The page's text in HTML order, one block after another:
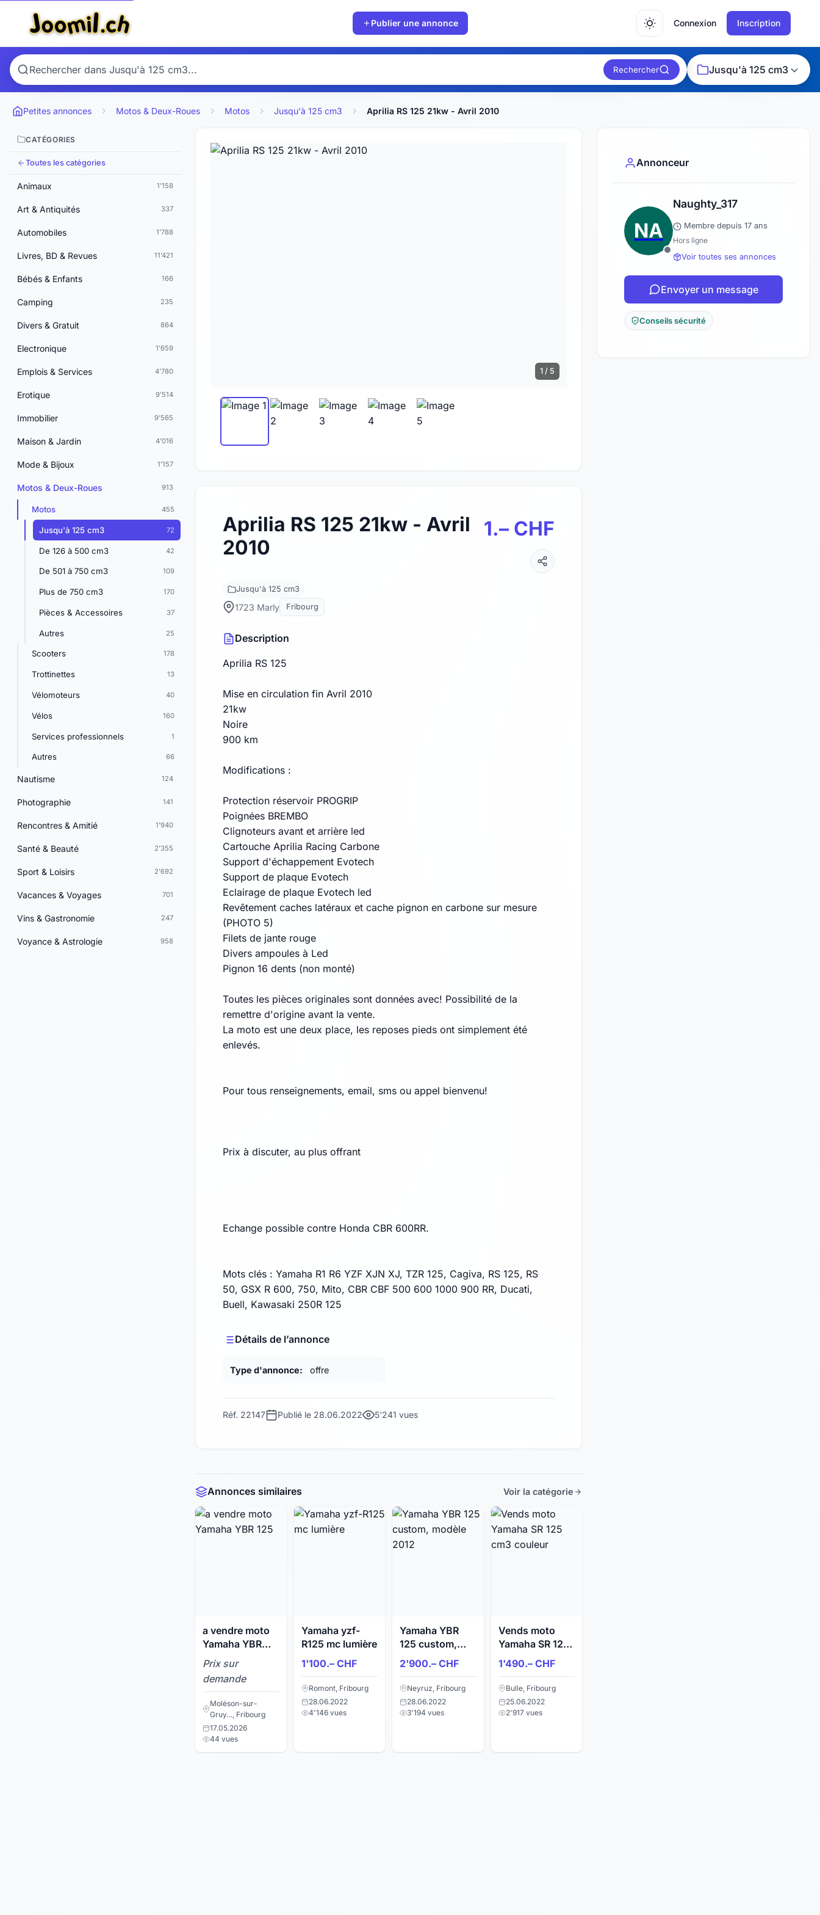
Publier une annonce Connexion Inscription
Rechercher Jusqu'à 125 cm3
Petites annonces Motos & Deux-Roues Motos Jusqu'à 125 cm3 Aprilia RS 125 21kw - Avril 2010
CATÉGORIES
Toutes les catégories
Animaux 1'158
Art & Antiquités 337
Automobiles 1'788
Livres, BD & Revues 11'421
Bébés & Enfants 166
Camping 235
Divers & Gratuit 864
Electronique 1'659
Emplois & Services 4'780
Erotique 9'514
Immobilier 9'565
Maison & Jardin 4'016
Mode & Bijoux 1'157
Motos & Deux-Roues 913
Motos 455
Jusqu'à 125 cm3 72
De 126 à 500 cm3 42
De 501 à 750 cm3 109
Plus de 750 cm3 170
Pièces & Accessoires 37
Autres 25
Scooters 178
Trottinettes 13
Vélomoteurs 40
Vélos 160
Services professionnels 1
Autres 66
Nautisme 124
Photographie 141
Rencontres & Amitié 1'940
Santé & Beauté 2'355
Sport & Loisirs 2'692
Vacances & Voyages 701
Vins & Gastronomie 247
Voyance & Astrologie 958
1 / 5
Aprilia RS 125 21kw - Avril
2010
1.– CHF
Jusqu'à 125 cm3
1723 Marly Fribourg
Description
Aprilia RS 125
Mise en circulation fin Avril 2010
21kw
Noire
900 km
Modifications :
Protection réservoir PROGRIP
Poignées BREMBO
Clignoteurs avant et arrière led
Cartouche Aprilia Racing Carbone
Support d'échappement Evotech
Support de plaque Evotech
Eclairage de plaque Evotech led
Revêtement caches latéraux et cache pignon en carbone sur mesure
(PHOTO 5)
Filets de jante rouge
Divers ampoules à Led
Pignon 16 dents (non monté)
Toutes les pièces originales sont données avec! Possibilité de la
remettre d'origine avant la vente.
La moto est une deux place, les reposes pieds ont simplement été
enlevés.
Pour tous renseignements, email, sms ou appel bienvenu!
Prix à discuter, au plus offrant
Echange possible contre Honda CBR 600RR.
Mots clés : Yamaha R1 R6 YZF XJN XJ, TZR 125, Cagiva, RS 125, RS
50, GSX R 600, 750, Mito, CBR CBF 500 600 1000 900 RR, Ducati,
Buell, Kawasaki 250R 125
Détails de l’annonce
Type d'annonce: offre
Réf. 22147 Publié le 28.06.2022 5'241 vues
Annonceur
NA
Naughty_317
Membre depuis 17 ans
Hors ligne
Voir toutes ses annonces
Envoyer un message
Conseils sécurité
Annonces similaires Voir la catégorie
a vendre moto
Yamaha YBR
125
Prix sur
demande
Moléson-sur-
Gruy…, Fribourg
17.05.2026
44 vues
Yamaha yzf-
R125 mc lumière
1'100.– CHF
Romont, Fribourg
28.06.2022
4'146 vues
Yamaha YBR
125 custom,
modèle 2012
2'900.– CHF
Neyruz, Fribourg
28.06.2022
3'194 vues
Vends moto
Yamaha SR 125
cm3 couleur
1'490.– CHF
Bulle, Fribourg
25.06.2022
2'917 vues